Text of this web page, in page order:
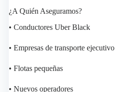
¿A Quién Aseguramos?
• Conductores Uber Black
• Empresas de transporte ejecutivo
• Flotas pequeñas
• Nuevos operadores